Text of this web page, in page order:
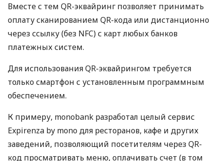
Вместе с тем QR-эквайринг позволяет принимать
оплату сканированием QR-кода или дистанционно
через ссылку (без NFC) с карт любых банков
платежных систем.
Для использования QR-эквайрингом требуется
только смартфон с установленным программным
обеспечением.
К примеру, monobank разработал целый сервис
Expirenza by mono для ресторанов, кафе и других
заведений, позволяющий посетителям через QR-
код просматривать меню, оплачивать счет (в том